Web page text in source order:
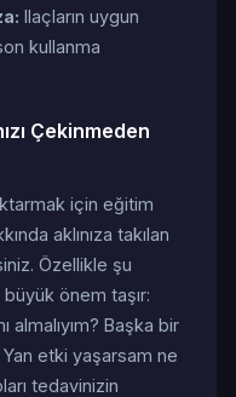
Ilaçların uygun
kullanma
Çekinmeden
için eğitim
aklınıza takılan
Özellikle şu
önem taşır:
almalıyım? Başka bir
etki yaşarsam ne
tedavinizin